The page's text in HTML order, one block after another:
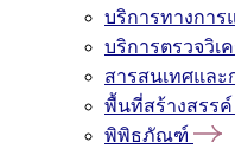
บริการทางการ
บริการตรวจวิ
สารสนเทศและ
พื้นที่สร้างสรรค์
พิพิธภัณฑ์